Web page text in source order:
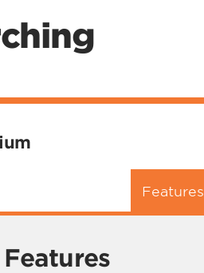
Features
Features